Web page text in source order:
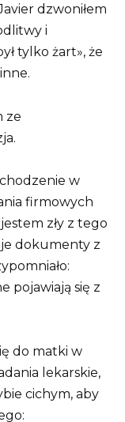
dzwoniłem
i
tylko żart», że
ze
w
firmowych
zły z tego
dokumenty z
pojawiają się z
do matki w
lekarskie,
cichym, aby